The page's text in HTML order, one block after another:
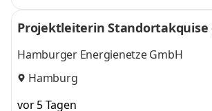
Projektleiterin Standortakquise
Hamburger Energienetze GmbH
Hamburg
vor 5 Tagen